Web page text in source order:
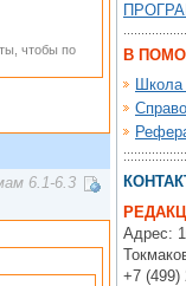
чтобы по
6.1-6.3
В
Школа
Адрес:
+7 (499)